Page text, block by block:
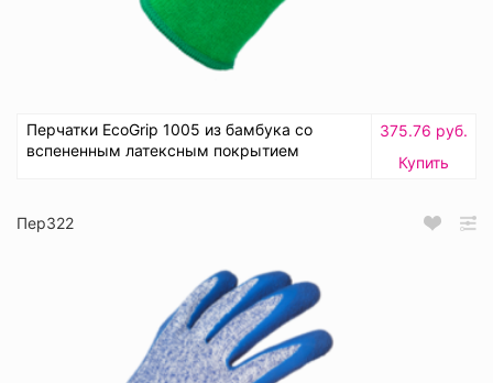
Перчатки EcoGrip 1005 из бамбука со
вспененным латексным покрытием
375.76 руб.
Купить
Пер322